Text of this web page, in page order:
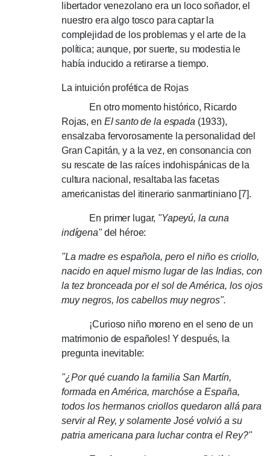
libertador venezolano era un loco soñador, el
nuestro era algo tosco para captar la
complejidad de los problemas y el arte de la
política; aunque, por suerte, su modestia le
había inducido a retirarse a tiempo.
La intuición profética de Rojas
En otro momento histórico, Ricardo
Rojas, en El santo de la espada (1933),
ensalzaba fervorosamente la personalidad del
Gran Capitán, y a la vez, en consonancia con
su rescate de las raíces indohispánicas de la
cultura nacional, resaltaba las facetas
americanistas del itinerario sanmartiniano [7].
En primer lugar, "Yapeyú, la cuna
indígena"del héroe:
"La madre es española, pero el niño es criollo,
nacido en aquel mismo lugar de las Indias, con
la tez bronceada por el sol de América, los ojos
muy negros, los cabellos muy negros".
¡Curioso niño moreno en el seno de un
matrimonio de españoles! Y después, la
pregunta inevitable:
"¿Por qué cuando la familia San Martín,
formada en América, marchóse a España,
todos los hermanos criollos quedaron allá para
servir al Rey, y solamente José volvió a su
patria americana para luchar contra el Rey?"